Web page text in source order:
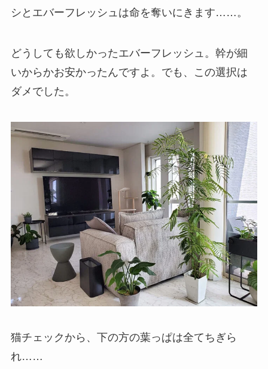
シとエバーフレッシュは命を奪いにきます……。
どうしても欲しかったエバーフレッシュ。幹が細
いからかお安かったんですよ。でも、この選択は
ダメでした。
猫チェックから、下の方の葉っぱは全てちぎら
れ……